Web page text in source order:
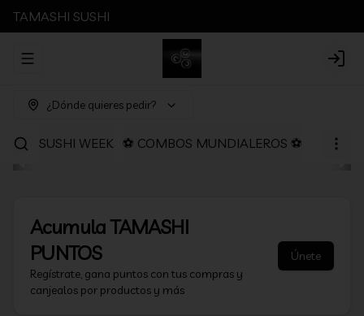
TAMASHI SUSHI
Abrir menu de navegación Login
¿Dónde quieres pedir?
SUSHI WEEK ⚽ COMBOS MUNDIALEROS ⚽
AcumulaTAMASHI
PUNTOS
Regístrate, gana puntos con tus compras y
canjealos por productos y más
Únete